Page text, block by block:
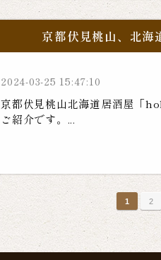
京都伏見桃山、北
2024-03-25 15:47:10
京都伏見桃山北海道居酒屋「
ご紹介です。...
1 2